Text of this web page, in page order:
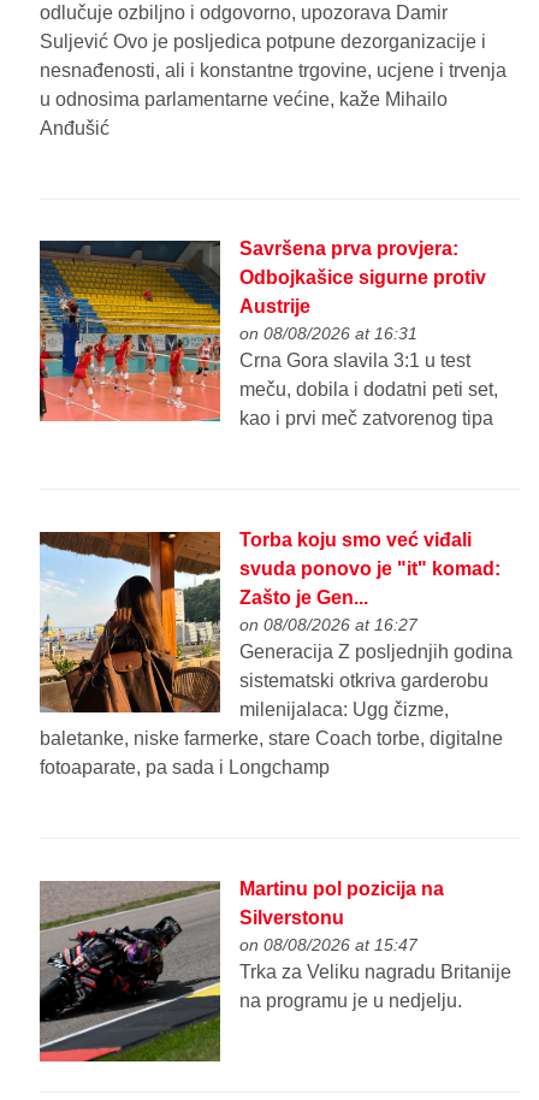
odlučuje ozbiljno i odgovorno, upozorava Damir
Suljević Ovo je posljedica potpune dezorganizacije i
nesnađenosti, ali i konstantne trgovine, ucjene i trvenja
u odnosima parlamentarne većine, kaže Mihailo
Anđušić
Savršena prva provjera:
Odbojkašice sigurne protiv
Austrije
on 08/08/2026 at 16:31
Crna Gora slavila 3:1 u test
meču, dobila i dodatni peti set,
kao i prvi meč zatvorenog tipa
Torba koju smo već viđali
svuda ponovo je "it" komad:
Zašto je Gen...
on 08/08/2026 at 16:27
Generacija Z posljednjih godina
sistematski otkriva garderobu
milenijalaca: Ugg čizme,
baletanke, niske farmerke, stare Coach torbe, digitalne
fotoaparate, pa sada i Longchamp
Martinu pol pozicija na
Silverstonu
on 08/08/2026 at 15:47
Trka za Veliku nagradu Britanije
na programu je u nedjelju.